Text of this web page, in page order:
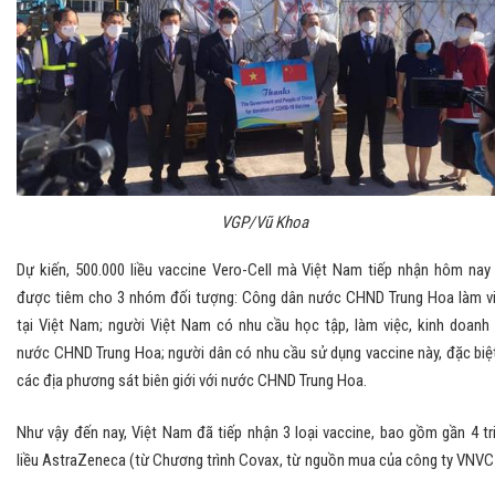
VGP/Vũ Khoa
Dự kiến, 500.000 liều vaccine Vero-Cell mà Việt Nam tiếp nhận hôm
được tiêm cho 3 nhóm đối tượng: Công dân nước CHND Trung Hoa làm
tại Việt Nam; người Việt Nam có nhu cầu học tập, làm việc, kinh doanh
nước CHND Trung Hoa; người dân có nhu cầu sử dụng vaccine này, đặc
các địa phương sát biên giới với nước CHND Trung Hoa.
Như vậy đến nay, Việt Nam đã tiếp nhận 3 loại vaccine, bao gồm gần 4
liều AstraZeneca (từ Chương trình Covax, từ nguồn mua của công ty